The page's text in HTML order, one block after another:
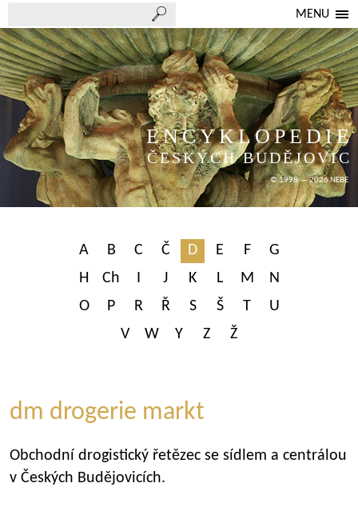
MENU
ENCYKLOPEDIE
ČESKÝCH BUDĚJOVIC
© 1998 — 2026 NEBE
A B C Č D E F
G
H
Ch I J K L M
N
O
P R Ř S Š T
U
V
W Y Z Ž
dm drogerie markt
Obchodní drogistický řetězec se sídlem a centrálou
v Českých Budějovicích.